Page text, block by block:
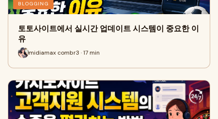
BLOGGING
토토사이트에서 실시간 업데이트 시스템이 중요한 이
유
midiamax combr3 · 17 min